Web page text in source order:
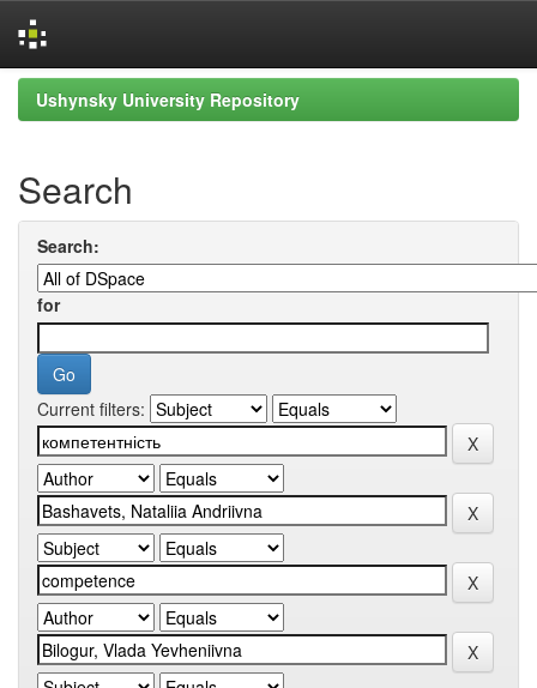
Skip
navigation
Ushynsky University Repository
Search
Search:
for
Current filters: